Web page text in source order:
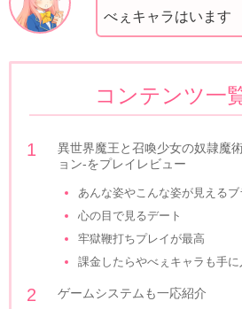
べぇキャラはいます
コンテンツ一
異世界魔王と召喚少女の奴隷魔
ョン-をプレイレビュー
あんな姿やこんな姿が見える
心の目で見るデート
牢獄鞭打ちプレイが最高
課金したらやべぇキャラも手に
ゲームシステムも一応紹介